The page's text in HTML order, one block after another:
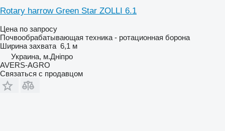
Rotary harrow Green Star ZOLLI 6.1
Цена по запросу
Почвообрабатывающая техника - ротационная борона
Ширина захвата 6,1 м
Украина, м.Дніпро
AVERS-AGRO
Связаться с продавцом